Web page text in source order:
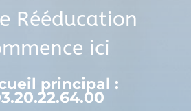
Rééducation
ici
principal :